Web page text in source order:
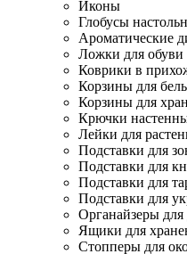
Иконы
Глобусы
Ароматические
Ложки для обуви
Коврики в
Корзины для
Корзины для
Крючки
Лейки для
Подставки для
Подставки для
Подставки для
Подставки для
Органайзеры для
Ящики для
Стопперы для